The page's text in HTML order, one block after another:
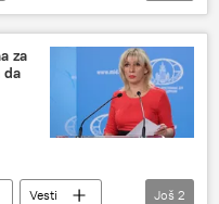
Rusija
za
Vesti
Još 2